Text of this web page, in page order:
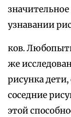
значительное
узнавании
ков.
же
рисунка
соседние
этой